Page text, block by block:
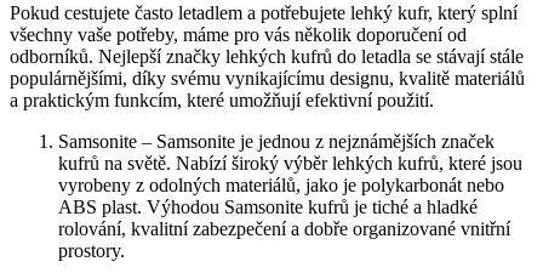
Pokud cestujete často letadlem a potřebujete lehký kufr, který splní
všechny vaše potřeby, máme pro vás několik doporučení od
odborníků. Nejlepší značky lehkých kufrů do letadla se stávají stále
populárnějšími, díky svému vynikajícímu designu, kvalitě materiálů
a praktickým funkcím, které umožňují efektivní použití.
Samsonite – Samsonite je jednou z nejznámějších značek
kufrů na světě. Nabízí široký výběr lehkých kufrů, které jsou
vyrobeny z odolných materiálů, jako je polykarbonát nebo
ABS plast. Výhodou Samsonite kufrů je tiché a hladké
rolování, kvalitní zabezpečení a dobře organizované vnitřní
prostory.